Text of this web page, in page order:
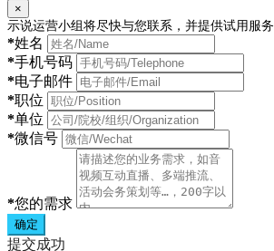
×
示说运营小组将尽快与您联系，并提供试用服务
*姓名
*手机号码
*电子邮件
*职位
*单位
*微信号
*您的需求
确定
提交成功